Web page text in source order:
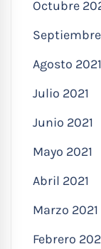
Octubre
Agosto 2021
Julio 2021
Junio 2021
Mayo 2021
Abril 2021
Marzo 2021
Febrero